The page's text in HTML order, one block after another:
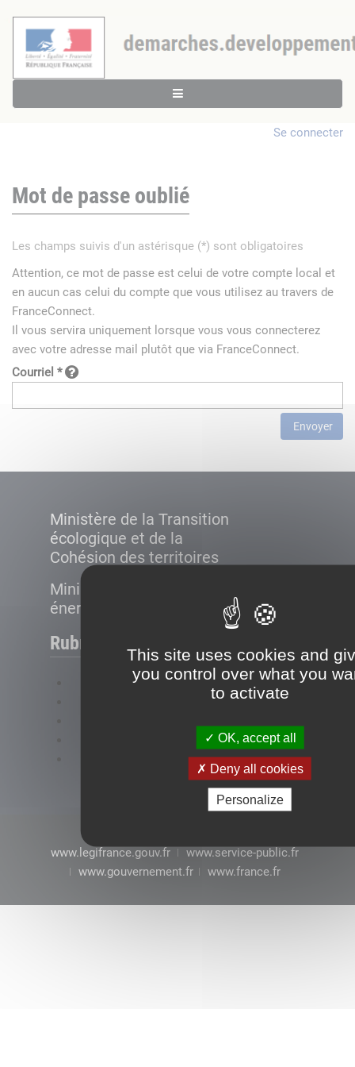
This site uses cookies and
you control over what you
to activate
OK, accept all
Deny all cookies
Personalize
Se connecter
Mot de passe oublié
Les champs suivis d'un astérisque (*) sont obligatoires
Attention, ce mot de passe est celui de votre compte local et
en aucun cas celui du compte que vous utilisez au travers de
FranceConnect.
Il vous servira uniquement lorsque vous vous connecterez
avec votre adresse mail plutôt que via FranceConnect.
Courriel *
Envoyer
Ministère de la Transition
écologique et de la
Cohésion des territoires
Ministère de la Transition
énergétique
Rubriques
www.legifrance.gouv.fr
www.service-public.fr
www.gouvernement.fr
www.france.fr